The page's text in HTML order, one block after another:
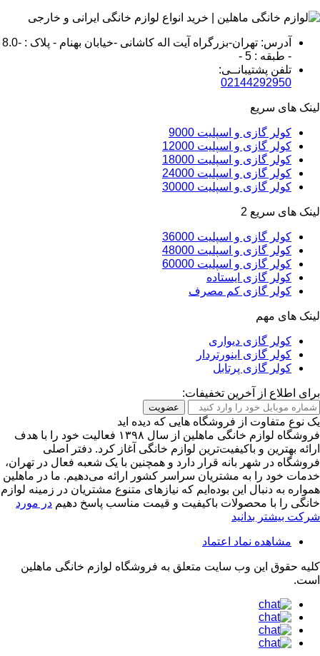
آدرس: تهران-بزرگراه آیت اله کاشانی -خیابان بهنام - پلاک : -8.0
- طبقه : 5 -
تلفن پشتیبانــی:
02144292950
لینک های سریع
کولر گازی و اسپلیت 9000
کولر گازی و اسپلیت 12000
کولر گازی و اسپلیت 18000
کولر گازی و اسپلیت 24000
کولر گازی و اسپلیت 30000
لینک های سریع 2
کولر گازی و اسپلیت 36000
کولر گازی و اسپلیت 48000
کولر گازی و اسپلیت 60000
کولر گازی ایستاده
کولر گازی کم مصرف
لینک های مهم
کولر گازی دیواری
کولر گازی اینورتردار
کولر گازی پرتابل
برای اطلاع از آخرین تخفیفات:
عضویت
یک نوع متفاوت از فروشگاه هایی که دیده اید
فروشگاه لوازم خانگی ماهلین از سال ۱۳۹۸ فعالیت خود را با هدف
ارائه بهترین و باکیفیت‌ترین لوازم خانگی آغاز کرد. دفتر اصلی
فروشگاه در شهر بانه قرار دارد و همچنین با یک شعبه فعال در تهران،
خدمات خود را به مشتریان سراسر کشور ارائه می‌دهیم. ما در ماهلین
همواره به دنبال این بوده‌ایم که نیازهای متنوع مشتریان در زمینه لوازم
خانگی را با محصولات باکیفیت و قیمت مناسب پاسخ دهیم در مورد
شرکت بیشتر بدانید
مشاهده نماد اعتماد
کلیه حقوق این وب سایت متعلق به فروشگاه لوازم خانگی ماهلین
است.